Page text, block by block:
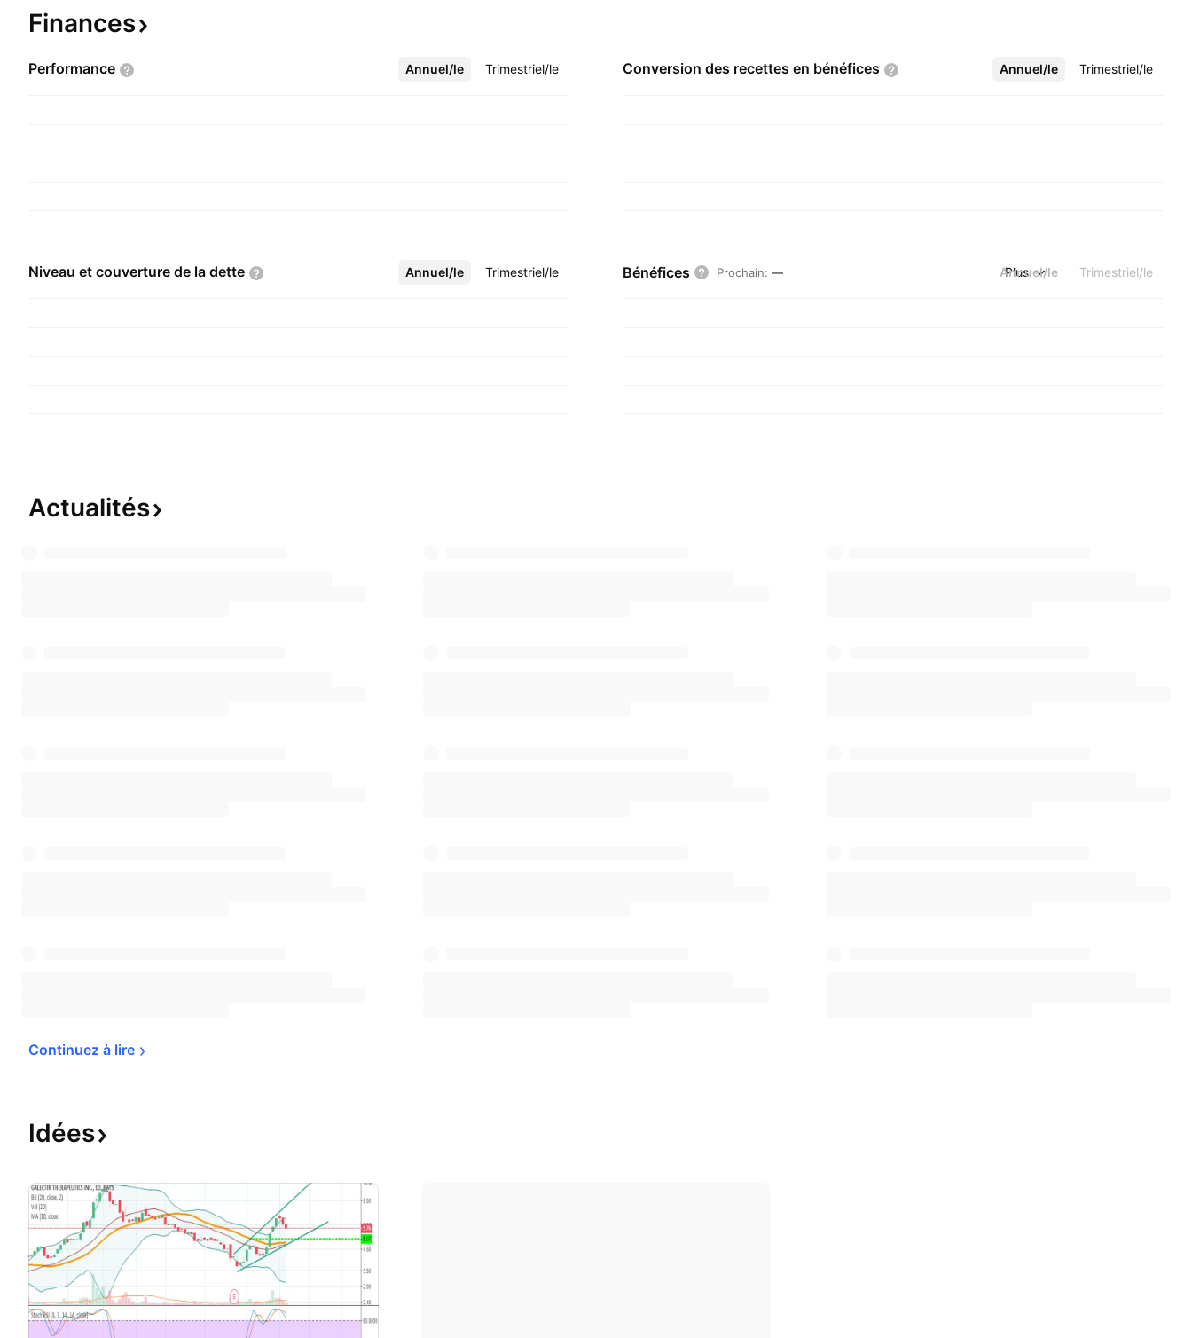
Finances
Performance Annuel/le Trimestriel/le
Plus Conversion des recettes en bénéfices Annuel/le Trimestriel/le
Plus
Niveau et couverture de la dette Annuel/le Trimestriel/le
Plus Bénéfices Prochain: — Annuel/le Trimestriel/le
Plus
Actualités
Continuez à lire
Idées